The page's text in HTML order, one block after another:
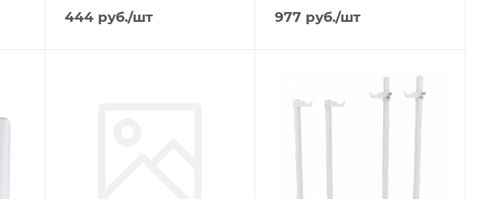
444 руб./шт 977 руб./шт